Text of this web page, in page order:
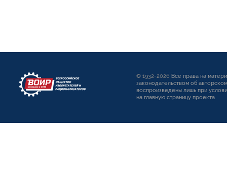
© 1932-2026 Все права на
законодательством об
воспроизведены лишь при
на главную страницу проекта